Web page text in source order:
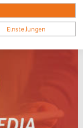
Einstellungen